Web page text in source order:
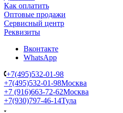
Как оплатить
Оптовые продажи
Сервисный центр
Реквизиты
Вконтакте
WhatsApp
+7(495)532-01-98
+7(495)532-01-98Москва
+7 (916)663-72-62Москва
+7(930)797-46-14Тула